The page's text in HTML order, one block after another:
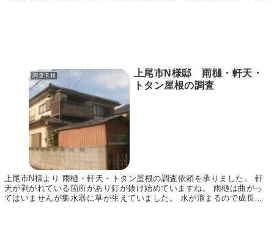
調査依頼
上尾市N様邸 雨樋・軒天・
トタン屋根の調査
上尾市N様より 雨樋・軒天・トタン屋根の調査依頼を承りました。 軒
天が剥がれている箇所があり釘が抜け始めていますね。 雨樋は曲がっ
てはいませんが集水器に草が生えていました。 水が溜まるので成長し